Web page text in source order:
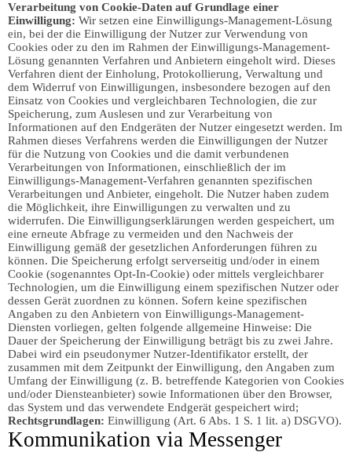
Verarbeitung von Cookie-Daten auf Grundlage einer
Einwilligung: Wir setzen eine Einwilligungs-Management-Lösung
ein, bei der die Einwilligung der Nutzer zur Verwendung von
Cookies oder zu den im Rahmen der Einwilligungs-Management-
Lösung genannten Verfahren und Anbietern eingeholt wird. Dieses
Verfahren dient der Einholung, Protokollierung, Verwaltung und
dem Widerruf von Einwilligungen, insbesondere bezogen auf den
Einsatz von Cookies und vergleichbaren Technologien, die zur
Speicherung, zum Auslesen und zur Verarbeitung von
Informationen auf den Endgeräten der Nutzer eingesetzt werden. Im
Rahmen dieses Verfahrens werden die Einwilligungen der Nutzer
für die Nutzung von Cookies und die damit verbundenen
Verarbeitungen von Informationen, einschließlich der im
Einwilligungs-Management-Verfahren genannten spezifischen
Verarbeitungen und Anbieter, eingeholt. Die Nutzer haben zudem
die Möglichkeit, ihre Einwilligungen zu verwalten und zu
widerrufen. Die Einwilligungserklärungen werden gespeichert, um
eine erneute Abfrage zu vermeiden und den Nachweis der
Einwilligung gemäß der gesetzlichen Anforderungen führen zu
können. Die Speicherung erfolgt serverseitig und/oder in einem
Cookie (sogenanntes Opt-In-Cookie) oder mittels vergleichbarer
Technologien, um die Einwilligung einem spezifischen Nutzer oder
dessen Gerät zuordnen zu können. Sofern keine spezifischen
Angaben zu den Anbietern von Einwilligungs-Management-
Diensten vorliegen, gelten folgende allgemeine Hinweise: Die
Dauer der Speicherung der Einwilligung beträgt bis zu zwei Jahre.
Dabei wird ein pseudonymer Nutzer-Identifikator erstellt, der
zusammen mit dem Zeitpunkt der Einwilligung, den Angaben zum
Umfang der Einwilligung (z. B. betreffende Kategorien von Cookies
und/oder Diensteanbieter) sowie Informationen über den Browser,
das System und das verwendete Endgerät gespeichert wird;
Rechtsgrundlagen: Einwilligung (Art. 6 Abs. 1 S. 1 lit. a) DSGVO).
Kommunikation via Messenger